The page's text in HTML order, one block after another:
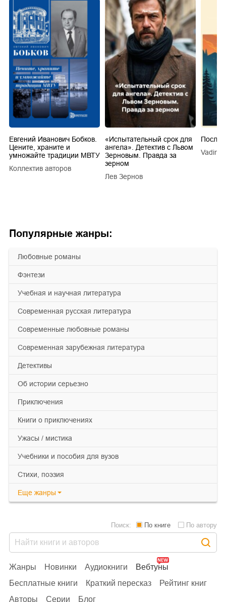
Популярные жанры:
любовные романы
фэнтези
учебная и научная литература
современная русская литература
современные любовные романы
современная зарубежная литература
детективы
об истории серьезно
приключения
книги о приключениях
ужасы / мистика
учебники и пособия для вузов
cтихи, поэзия
Еще жанры
Евгений Иванович Бобков.
Цените, храните и
умножайте традиции МВТУ
Коллектив авторов
«Испытательный срок для
ангела». Детектив с Львом
Зерновым. Правда за
зерном
Лев Зернов
Vadim
Жанры Новинки Аудиокниги
Вебтуны
Бесплатные книги
Краткий пересказ
Рейтинг книг
Авторы
Серии Блог
Поиск: По книге По автору